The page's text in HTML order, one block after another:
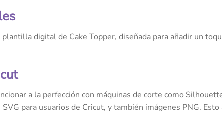
digital de Cake Topper, diseñada para añadir un
a la perfección con máquinas de corte como
para usuarios de Cricut, y también imágenes PNG.